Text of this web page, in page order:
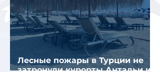
Лесные пожары в Турции не
затронули курорты Антальи и